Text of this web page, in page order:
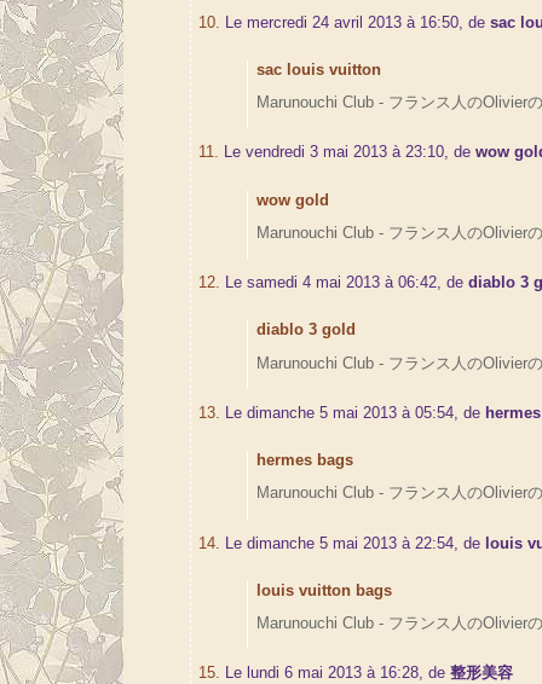
10. Le mercredi 24 avril 2013 à 16:50, desac
sac louis vuitton
Marunouchi Club - フランス人のOlivier
11. Le vendredi 3 mai 2013 à 23:10, dewow
wow gold
Marunouchi Club - フランス人のOlivier
12. Le samedi 4 mai 2013 à 06:42, dediablo 3
diablo 3 gold
Marunouchi Club - フランス人のOlivier
13. Le dimanche 5 mai 2013 à 05:54, de
hermes bags
Marunouchi Club - フランス人のOlivier
14. Le dimanche 5 mai 2013 à 22:54, de louis
louis vuitton bags
Marunouchi Club - フランス人のOlivier
15. Le lundi 6 mai 2013 à 16:28, de整形美容